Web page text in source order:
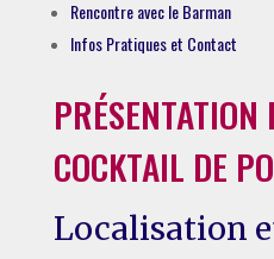
Rencontre avec le Barman
Infos Pratiques et Contact
COCKTAIL DE
Localisation